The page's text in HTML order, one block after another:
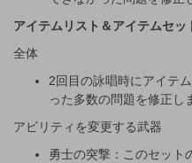
アイテムリスト＆アイテムセッ
全体
2回目の詠唱時にアイテ
った多数の問題を修正し
アビリティを変更する武器
勇士の突撃：このセット